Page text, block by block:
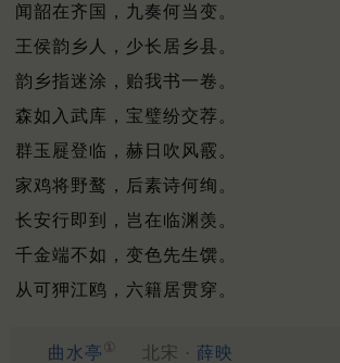
闻韶在齐国，九奏何当变。
王侯韵乡人，少长居乡县。
韵乡指迷涂，贻我书一卷。
森如入武库，宝璧纷交荐。
群玉屣登临，赫日吹风霰。
家鸡将野鹜，后素诗何绚。
长安行即到，岂在临渊羡。
千金端不如，变色先生馔。
从可狎江鸥，六籍居贯穿。
曲水亭 ① 北宋 · 薛映